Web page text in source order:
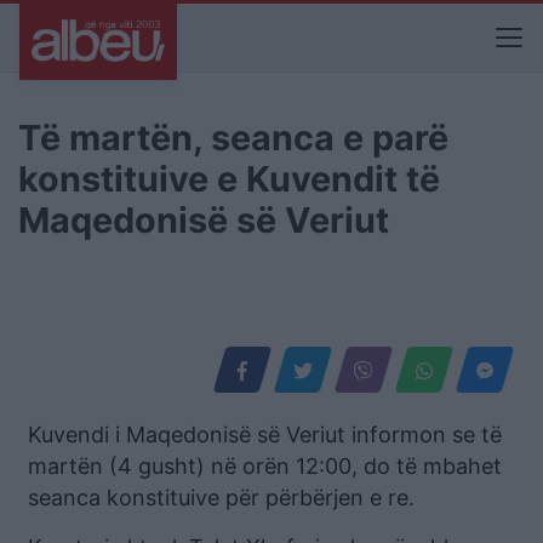
Të martën, seanca e parë
konstituive e Kuvendit të
Maqedonisë së Veriut
Kuvendi i Maqedonisë së Veriut informon se të
martën (4 gusht) në orën 12:00, do të mbahet
seanca konstituive për përbërjen e re.